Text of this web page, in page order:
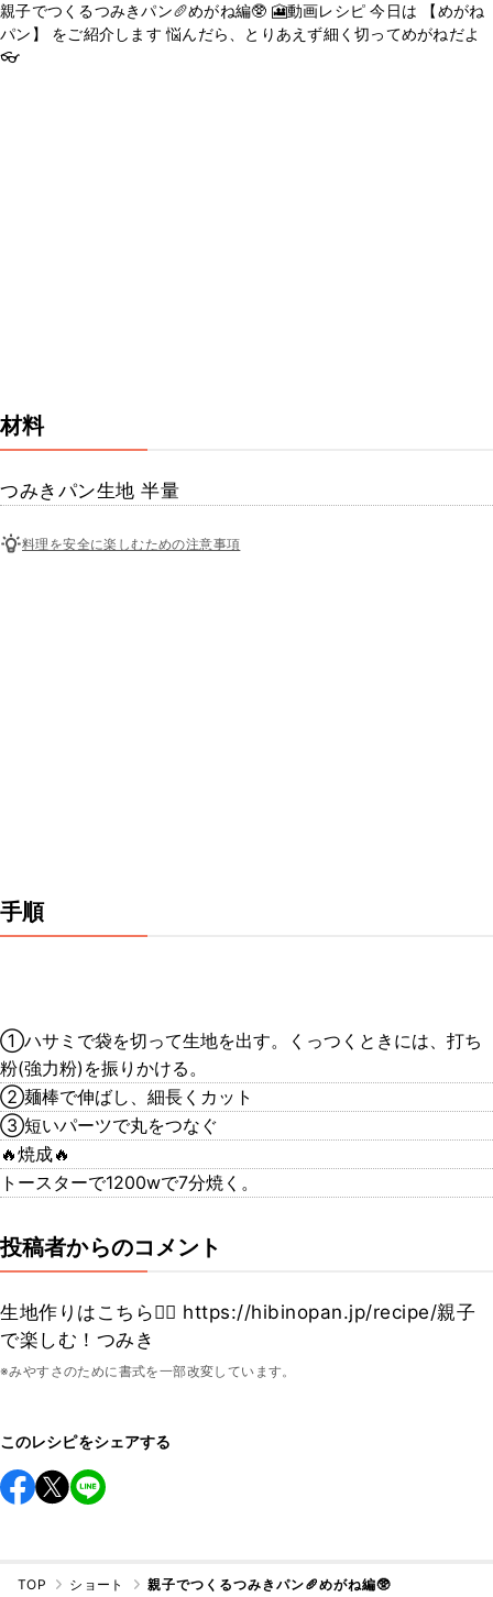
親子でつくるつみきパン🥖めがね編🥸 🎦動画レシピ 今日は 【めがね
パン】 をご紹介します 悩んだら、とりあえず細く切ってめがねだよ
👓
材料
つみきパン生地 半量
料理を安全に楽しむための注意事項
手順
①ハサミで袋を切って生地を出す。くっつくときには、打ち
粉(強力粉)を振りかける。
②麺棒で伸ばし、細長くカット
③短いパーツで丸をつなぐ
🔥焼成🔥
トースターで1200wで7分焼く。
投稿者からのコメント
生地作りはこちら💁‍♀️ https://hibinopan.jp/recipe/親子
で楽しむ！つみき
※みやすさのために書式を一部改変しています。
このレシピをシェアする
TOP ショート 親子でつくるつみきパン🥖めがね編🥸